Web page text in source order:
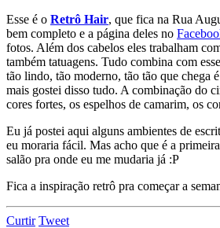
Esse é o Retrô Hair, que fica na Rua
bem completo e a página deles no
fotos. Além dos cabelos eles trabalham
também tatuagens. Tudo combina com
tão lindo, tão moderno, tão tão que chega
mais gostei disso tudo. A combinação do
cores fortes, os espelhos de camarim, os
Eu já postei aqui alguns ambientes de
eu moraria fácil. Mas acho que é a
salão pra onde eu me mudaria já :P
Fica a inspiração retrô pra começar a
Curtir Tweet